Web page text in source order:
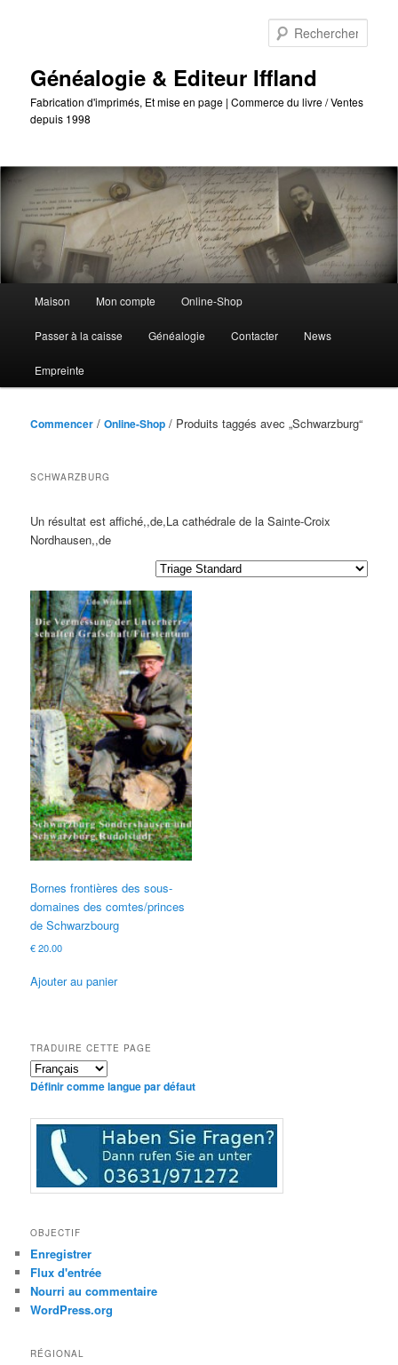
Généalogie & Editeur Iffland
Fabrication d'imprimés, Et mise en page | Commerce du livre / Ventes
depuis 1998
Maison Mon compte Online-Shop
Passer à la caisse Généalogie Contacter News
Empreinte
Commencer /Online-Shop / Produits taggés avec „Schwarzburg“
SCHWARZBURG
Un résultat est affiché,,de,La cathédrale de la Sainte-Croix
Nordhausen,,de
Bornes frontières des sous-
domaines des comtes/princes
de Schwarzbourg
€20.00
Ajouter au panier
TRADUIRE CETTE PAGE
Définir comme langue par défaut
OBJECTIF
Enregistrer
Flux d'entrée
Nourri au commentaire
WordPress.org
RÉGIONAL